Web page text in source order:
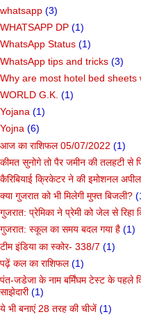
whatsapp (3)
WHATSAPP DP (1)
WhatsApp Status (1)
WhatsApp tips and tricks (3)
Why are most hotel bed sheets
WORLD G.K. (1)
Yojana (1)
Yojna (6)
आज का राशिफल 05/07/2022 (1)
कीमत सुनोगे तो पैर जमीन की तलहटी से
कैरिबियाई क्रिकेटर ने की इमोशनल अपील
क्या गुजरात को भी मिलेगी मुफ्त बिजली?
गुजरात: प्रेमिका ने प्रेमी को जेल से रिहा
गुजरात: स्कूल का समय बदल गया है (1)
टीम इंडिया का स्कोर- 338/7 (1)
पढ़ें कल का राशिफल (1)
पंत-जडेजा के नाम बर्मिंघम टेस्ट के पहले
साझेदारी (1)
ये भी बनाएं 28 तरह की चीजें (1)